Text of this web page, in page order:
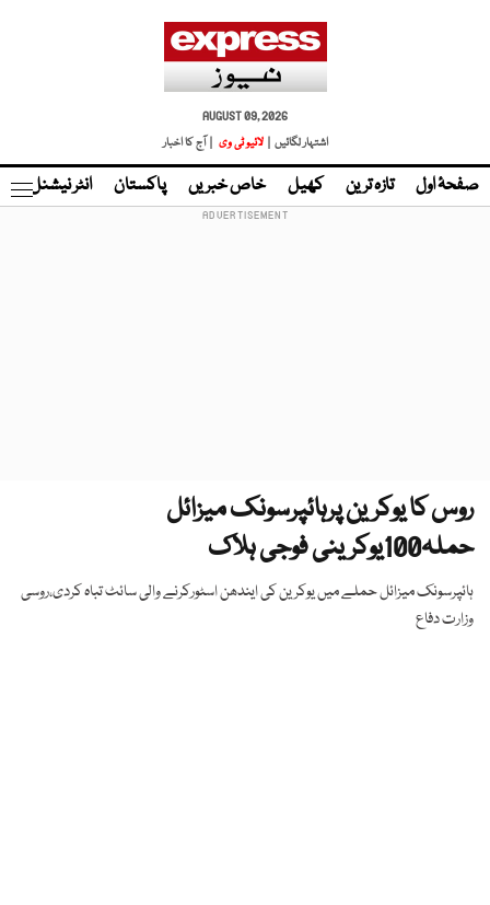
AUGUST 09, 2026
اشتہار لگائیں |
لائیو ٹی وی | آج کا اخبار
صفحۂ اول تازہ ترین کھیل خاص خبریں پاکستان انٹر نیشنل
روس کا یوکرین پرہائپرسونک میزائل
حملہ100یوکرینی فوجی ہلاک
ہائپرسونک میزائل حملے میں یوکرین کی ایندھن اسٹورکرنے والی سائٹ تباہ کردی،روسی
وزارت دفاع